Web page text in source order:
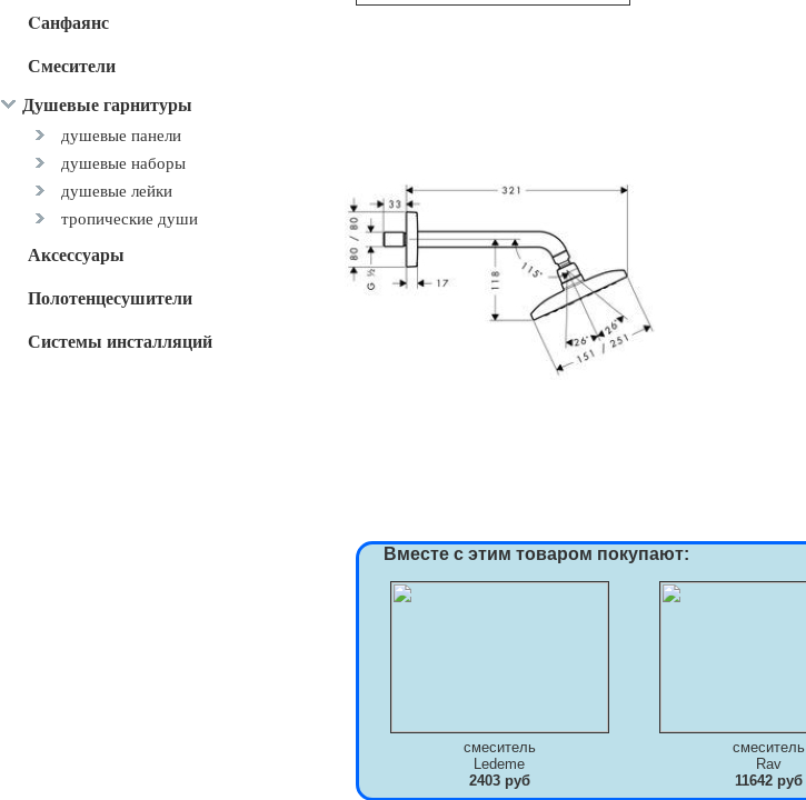
Cанфаянс
Смесители
Душевые гарнитуры
душевые панели
душевые наборы
душевые лейки
тропические души
Аксессуары
Полотенцесушители
Системы инсталляций
Вместе с этим товаром покупают:
смеситель
Ledeme
2403 руб
смеситель
Rav
11642 руб